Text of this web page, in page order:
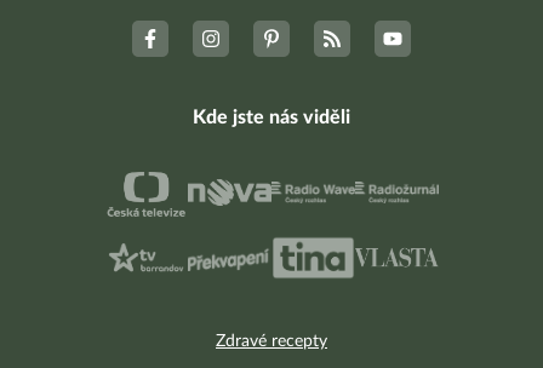
Zdravé recepty
Kde jste nás viděli